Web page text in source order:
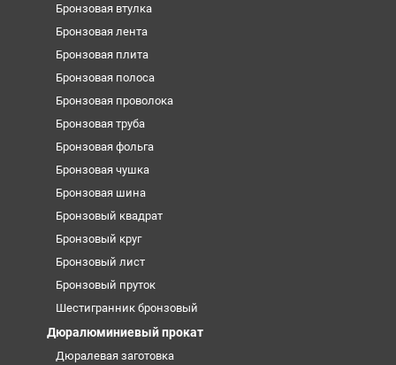
Бронзовая втулка
Бронзовая лента
Бронзовая плита
Бронзовая полоса
Бронзовая проволока
Бронзовая труба
Бронзовая фольга
Бронзовая чушка
Бронзовая шина
Бронзовый квадрат
Бронзовый круг
Бронзовый лист
Бронзовый пруток
Шестигранник бронзовый
Дюралюминиевый прокат
Дюралевая заготовка